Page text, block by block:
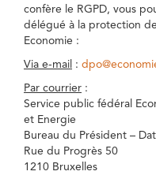
confère le RGPD, vous
délégué à la protection
Economie :
Via e-mail :
Par courrier :
Service public fédéral
et Energie
Bureau du Président –
Rue du Progrès 50
1210 Bruxelles